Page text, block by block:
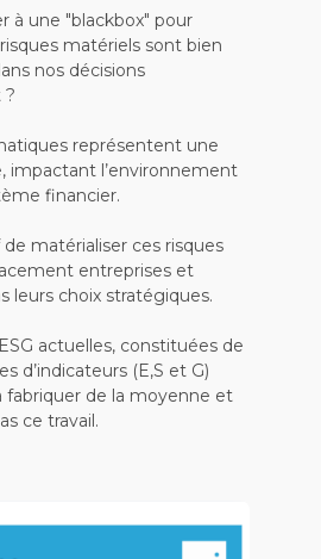
à une "blackbox" pour
risques matériels sont bien
nos décisions
?
représentent une
impactant l’environnement
financier.
matérialiser ces risques
entreprises et
leurs choix stratégiques.
actuelles, constituées de
d’indicateurs (E,S et G)
fabriquer de la moyenne et
ce travail.